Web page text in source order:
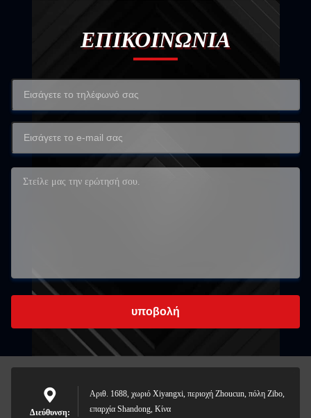
ΕΠΙΚΟΙΝΩΝΙΑ
υποβολή
Διεύθυνση:
Αριθ. 1688, χωριό Xiyangxi, περιοχή Zhoucun, πόλη Zibo,
επαρχία Shandong, Κίνα